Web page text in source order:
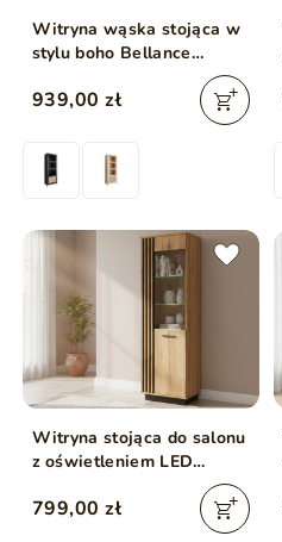
Witryna wąska stojąca w
stylu boho Bellance
939,00 zł
Witryna stojąca do salonu
z oświetleniem LED
Lavore Dąb Wotan, Czarny
799,00 zł